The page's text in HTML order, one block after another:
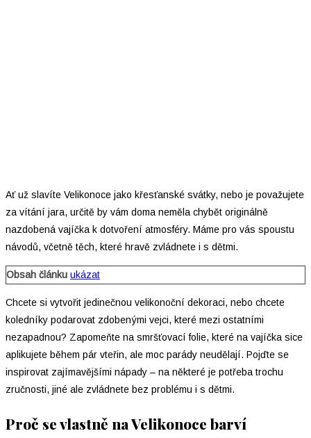
Ať už slavíte Velikonoce jako křesťanské svátky, nebo je považujete
za vítání jara, určitě by vám doma neměla chybět originálně
nazdobená vajíčka k dotvoření atmosféry. Máme pro vás spoustu
návodů, včetně těch, které hravě zvládnete i s dětmi.
Obsah článku ukázat
Chcete si vytvořit jedinečnou velikonoční dekoraci, nebo chcete
koledníky podarovat zdobenými vejci, které mezi ostatními
nezapadnou? Zapomeňte na smršťovací folie, které na vajíčka sice
aplikujete během pár vteřin, ale moc parády neudělají. Pojďte se
inspirovat zajímavějšími nápady – na některé je potřeba trochu
zručnosti, jiné ale zvládnete bez problému i s dětmi.
Proč se vlastně na Velikonoce barví